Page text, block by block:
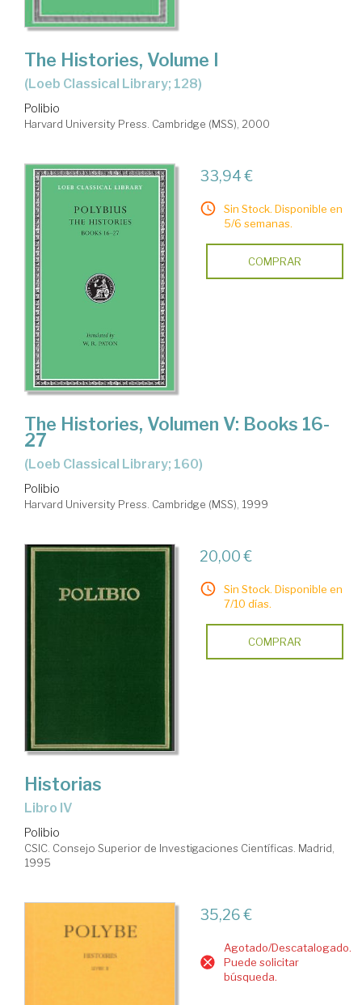
The Histories, Volume I
(Loeb Classical Library; 128)
Polibio
Harvard University Press. Cambridge (MSS), 2000
33,94 €
Sin Stock. Disponible en
5/6 semanas.
COMPRAR
The Histories, Volumen V: Books 16-
27
(Loeb Classical Library; 160)
Polibio
Harvard University Press. Cambridge (MSS), 1999
20,00 €
Sin Stock. Disponible en
7/10 días.
COMPRAR
Historias
Libro IV
Polibio
CSIC. Consejo Superior de Investigaciones Científicas. Madrid,
1995
35,26 €
Agotado/Descatalogado.
Puede solicitar
búsqueda.